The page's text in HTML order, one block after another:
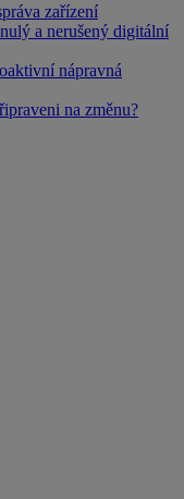
zařízení
a nerušený digitální
nápravná
na změnu?